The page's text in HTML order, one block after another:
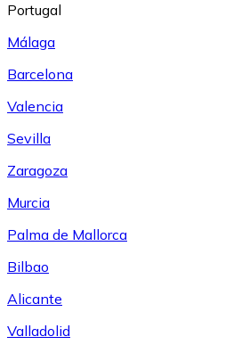
Portugal
Málaga
Barcelona
Valencia
Sevilla
Zaragoza
Murcia
Palma de Mallorca
Bilbao
Alicante
Valladolid